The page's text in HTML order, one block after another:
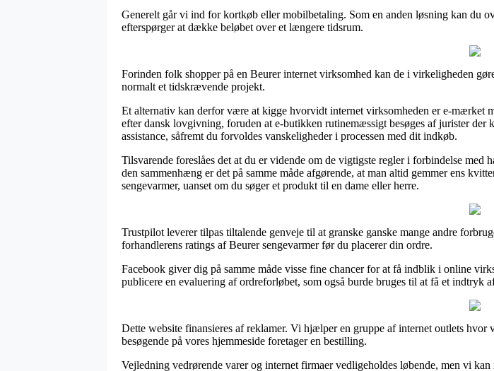
Generelt går vi ind for kortkøb eller mobilbetaling. Som en anden løsning kan du
efterspørger at dække beløbet over et længere tidsrum.
Forinden folk shopper på en Beurer internet virksomhed kan de i virkeligheden
normalt et tidskrævende projekt.
Et alternativ kan derfor være at kigge hvorvidt internet virksomheden er e-mærket
efter dansk lovgivning, foruden at e-butikken rutinemæssigt besøges af jurister
assistance, såfremt du forvoldes vanskeligheder i processen med dit indkøb.
Tilsvarende foreslåes det at du er vidende om de vigtigste regler i forbindelse
den sammenhæng er det på samme måde afgørende, at man altid gemmer ens
sengevarmer, uanset om du søger et produkt til en dame eller herre.
Trustpilot leverer tilpas tiltalende genveje til at granske ganske mange andre
forhandlerens ratings af Beurer sengevarmer før du placerer din ordre.
Facebook giver dig på samme måde visse fine chancer for at få indblik i online
publicere en evaluering af ordreforløbet, som også burde bruges til at få et indtryk
Dette website finansieres af reklamer. Vi hjælper en gruppe af internet outlets
besøgende på vores hjemmeside foretager en bestilling.
Vejledning vedrørende varer og internet firmaer vedligeholdes løbende, men vi